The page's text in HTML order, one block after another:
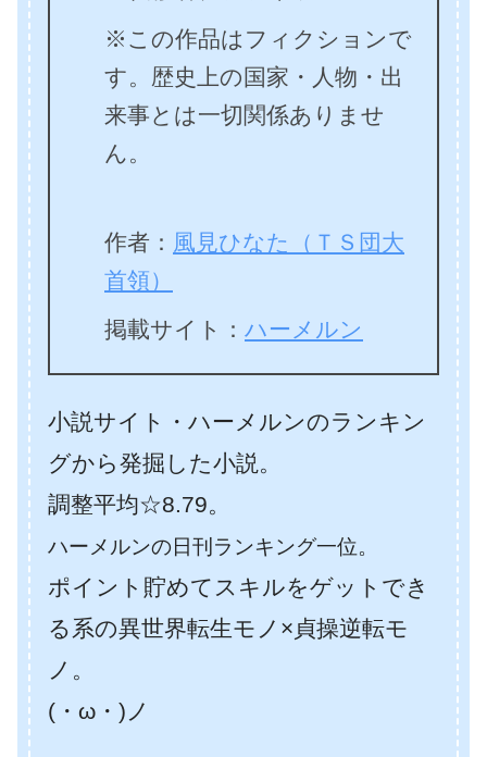
※この作品はフィクションで
す。歴史上の国家・人物・出
来事とは一切関係ありませ
ん。
作者： 風見ひなた（ＴＳ団大
首領）
掲載サイト： ハーメルン
小説サイト・ハーメルンのランキン
グから発掘した小説。
調整平均☆8.79。
ハーメルンの日刊ランキング一位。
ポイント貯めてスキルをゲットでき
る系の異世界転生モノ×貞操逆転モ
ノ。
(・ω・)ノ